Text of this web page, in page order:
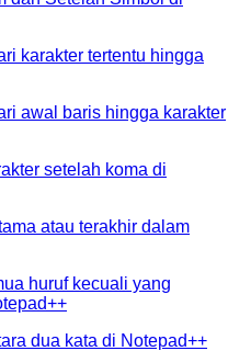
karakter tertentu hingga
awal baris hingga karakter
setelah koma di
atau terakhir dalam
huruf kecuali yang
dua kata di Notepad++